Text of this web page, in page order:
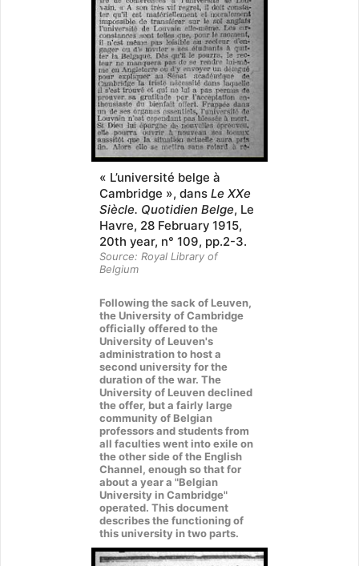
« L’université belge à
Cambridge », dans Le XXe
Siècle. Quotidien Belge, Le
Havre, 28 February 1915,
20th year, n° 109, pp.2-3.
Source: Royal Library of
Belgium
Following the sack of Leuven,
the University of Cambridge
officially offered to the
University of Leuven's
administration to host a
second university for the
duration of the war. The
University of Leuven declined
the offer, but a fairly large
community of Belgian
professors and students from
all faculties went into exile on
the other side of the English
Channel, enough so that for
about a year a "Belgian
University in Cambridge"
operated. This document
describes the functioning of
this university in two parts.